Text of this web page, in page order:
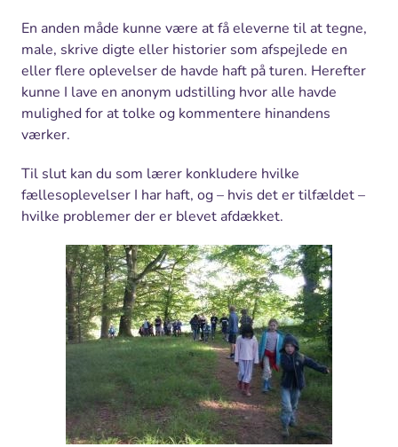
En anden måde kunne være at få eleverne til at tegne,
male, skrive digte eller historier som afspejlede en
eller flere oplevelser de havde haft på turen. Herefter
kunne I lave en anonym udstilling hvor alle havde
mulighed for at tolke og kommentere hinandens
værker.
Til slut kan du som lærer konkludere hvilke
fællesoplevelser I har haft, og – hvis det er tilfældet –
hvilke problemer der er blevet afdækket.